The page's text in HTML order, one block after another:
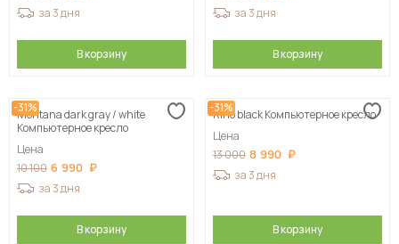
за 3 дня
В корзину
за 3 дня
В корзину
-31%
Montana dark gray / white
Компьютерное кресло
Цена
10 100 6 990
за 3 дня
В корзину
-31%
Rino black Компьютерное кресло
Цена
13 000 8 990
за 3 дня
В корзину